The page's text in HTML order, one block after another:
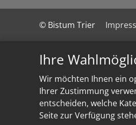
Ihre
Wir möchten Ihnen ein
Ihrer Zustimmung
entscheiden, welche
Seite zur Verfügung
© Bistum Trier